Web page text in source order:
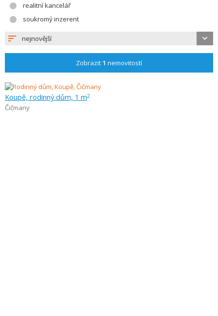
realitní kancelář
soukromý inzerent
nejnovější
Zobrazit 1 nemovitostí
Koupě, rodinný dům, 1 m2
Čičmany